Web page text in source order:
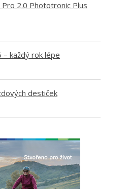
Pro 2.0 Phototronic Plus
každý rok lépe
destiček